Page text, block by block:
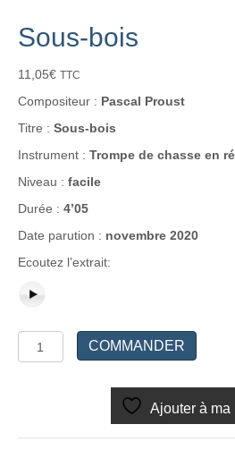
Sous-bois
11,05€ TTC
Compositeur : Pascal Proust
Titre : Sous-bois
Instrument : Trompe de chasse en
Niveau : facile
Durée : 4’05
Date parution : novembre 2020
Ecoutez l’extrait:
de
COMMANDER
Ajouter à ma